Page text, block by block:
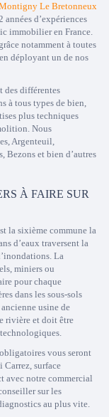
Le Bretonneux
années d’expériences
immobilier en France.
notamment à toutes
déployant un de nos
des différentes
à tous types de bien,
plus techniques
Nous
Argenteuil,
Bezons et bien d’autres
À FAIRE SUR
la sixième commune la
d’eaux traversent la
La
miniers ou
pour chaque
dans les sous-sols
usine de
rivière et doit être
vous seront
Carrez, surface
avec notre commercial
sur les
au plus vite.